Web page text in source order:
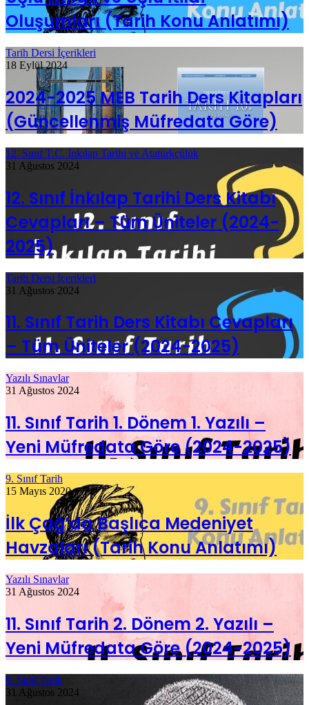
Oluşumları (Tarih Konu Anlatımı)
Tarih Dersi İçerikleri
18 Eylül 2024
2024-2025 MEB Tarih Ders Kitapları
(Güncellenmiş Müfredata Göre)
12. Sınıf T.C. İnkılap Tarihi ve Atatürkçülük
31 Ağustos 2024
12. Sınıf İnkılap Tarihi Ders Kitabı
Cevapları – Tüm Üniteler (2024-
2025)
Tarih Dersi İçerikleri
31 Ağustos 2024
11. Sınıf Tarih Ders Kitabı Cevapları
– Tüm Üniteler (2024-2025)
Yazılı Sınavlar
31 Ağustos 2024
11. Sınıf Tarih 1. Dönem 1. Yazılı –
Yeni Müfredata Göre (2024-2025)
9. Sınıf Tarih
15 Mayıs 2020
İlk Çağ’da Başlıca Medeniyet
Havzaları (Tarih Konu Anlatımı)
Yazılı Sınavlar
31 Ağustos 2024
11. Sınıf Tarih 2. Dönem 2. Yazılı –
Yeni Müfredata Göre (2024-2025)
9. Sınıf Tarih
31 Ağustos 2024